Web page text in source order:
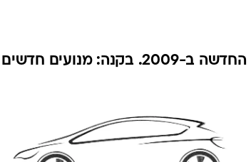
צרכנות
טכנולוגיה
אופל מטפטפת היום רמז קטן לקראת האסטרה החדשה ב-2009. בקנה: מנועים חדשים